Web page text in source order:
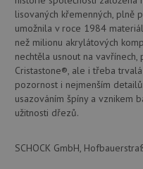
lisovaných křemenných, plně
umožnila v roce 1984
než milionu akrylátových
nechtěla usnout na
Cristastone®, ale i třeba
pozornost i nejmenším
usazováním špíny a vznikem
užitnosti dřezů.
SCHOCK GmbH,
_gcl_au
Google
drezy.cz
__Secure-ROLLOUT_TOKEN
VISITOR_INFO1_LIVE